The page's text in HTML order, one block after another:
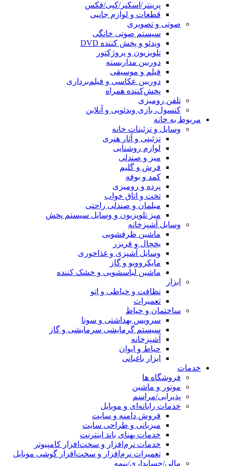
پرینتر/اسکنر/کپی/فکس
قطعات و لوازم جانبی
صوتی و تصویری
سیستم صوتی خانگی
ویدئو و پخش کننده DVD
تلویزیون و پروژکتور
دوربین مداربسته
فیلم و موسیقی
دوربین عکاسی و فیلم‌برداری
پخش‌کننده همراه
تلفن رومیزی
کنسول، بازی‌ ویدئویی و آنلاین
مربوط به خانه
وسایل و تزئینات خانه
تزئینی و آثار هنری
لوازم روشنایی
میز و صندلی
فرش و گلیم
کمد و بوفه
پرده و رومیزی
تخت و اتاق خواب
مبلمان و صندلی راحتی
میز تلویزیون و وسایل سیستم پخش
وسایل آشپزخانه
ماشین ظرفشویی
یخچال و فریزر
وسایل آشپزی و غذاخوری
مایکروویو و گاز
ماشین لباسشویی و خشک کننده
ابزار
نظافت و خیاطی و اتو
تعمیرات
ساختمان و حیاط
سرویس بهداشتی و سونا
سیستم گرمایشی سرمایشی و گاز
آشپزخانه
حیاط و ایوان
ابزار باغبانی
خدمات
فروشگاه ها
موتور و ماشین
پذیرایی/مراسم
خدمات رایانه‌ای و موبایل
فروش دامنه و سایت
میزبانی و طراحی سایت
خدمات پهنای باند اینترنت
خدمات نرم‌افزار و سخت‌افزار کامپیوتر
تعمیرات نرم‌افزار و سخت‌افزار گوشی موبایل
مالی/حسابداری/بیمه